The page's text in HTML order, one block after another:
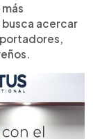
acercar